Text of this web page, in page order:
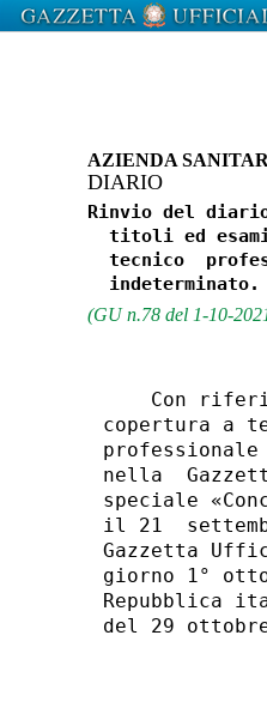
AZIENDA
DIARIO
Rinvio del
titoli ed
tecnico
(GU n.78 del 1-10-
Con
copertura a
nella
speciale
il 21
Gazzetta
giorno 1°
Repubblica
del 29